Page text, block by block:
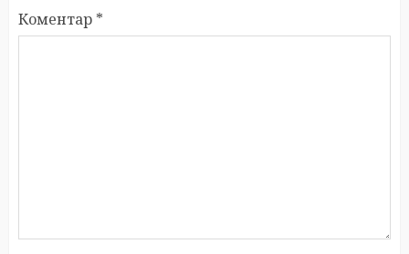
Коментар *